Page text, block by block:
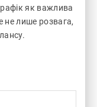
як важлива
не лише розвага,